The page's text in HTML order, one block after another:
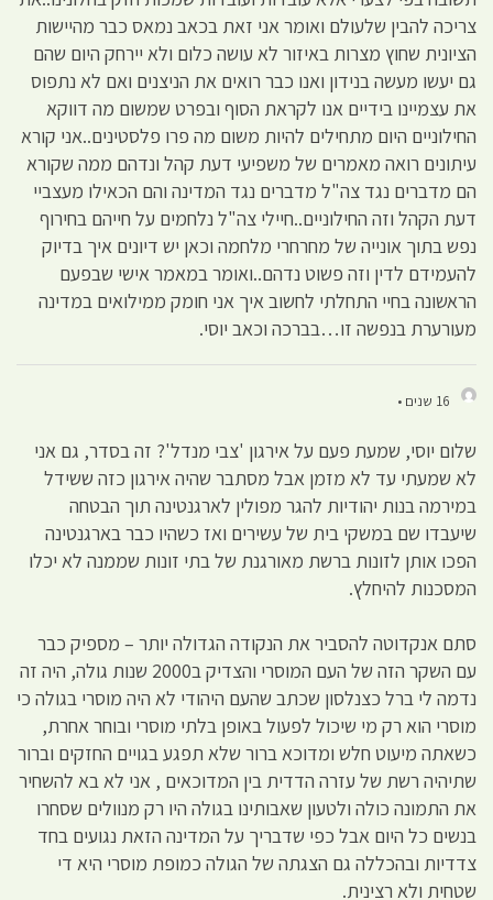
צריכה להבין שלעולם ואומר אני זאת בכאב נמאס כבר מהיישות
הציונית שחוץ מצרות באיזור לא עושה כלום ולא יירחק היום שהם
גם יעשו מעשה בנידון ואנו כבר רואים את הניצנים ואם לא נתפוס
את עצמיינו בידיים אנו לקראת הסוף ובפרט שמשום מה דווקא
החילוניים היום מתחילים להיות משום מה פרו פלסטינים..אני קורא
עיתונים רואה מאמרים של משפיעי דעת קהל ונדהם ממה שקורא
הם מדברים נגד צה"ל מדברים נגד המדינה והם הכאילו מעצביי
דעת הקהל וזה החילוניים..חיילי צה"ל נלחמים על חייהם בחירוף
נפש בתוך אונייה של מחרחרי מלחמה וכאן יש דיונים איך בדיוק
להעמידם לדין וזה פשוט נדהם..ואומר במאמר אישי שבפעם
הראשונה בחיי התחלתי לחשוב איך אני חומק ממילואים במדינה
מעורערת בנפשה זו…בברכה וכאב יוסי.
16 שנים •
שלום יוסי, שמעת פעם על אירגון 'צבי מנדל'? זה בסדר, גם אני
לא שמעתי עד לא מזמן אבל מסתבר שהיה אירגון כזה ששידל
במירמה בנות יהודיות להגר מפולין לארגנטינה תוך הבטחה
שיעבדו שם במשקי בית של עשירים ואז כשהיו כבר בארגנטינה
הפכו אותן לזונות ברשת מאורגנת של בתי זונות שממנה לא יכלו
המסכנות להיחלץ.
סתם אנקדוטה להסביר את הנקודה הגדולה יותר – מספיק כבר
עם השקר הזה של העם המוסרי והצדיק ב2000 שנות גולה, היה זה
נדמה לי ברל כצנלסון שכתב שהעם היהודי לא היה מוסרי בגולה כי
מוסרי הוא רק מי שיכול לפעול באופן בלתי מוסרי ובוחר אחרת,
כשאתה מיעוט חלש ומדוכא ברור שלא תפגע בגויים החזקים וברור
שתיהיה רשת של עזרה הדדית בין המדוכאים , אני לא בא להשחיר
את התמונה כולה ולטעון שאבותינו בגולה היו רק מנוולים שסחרו
בנשים כל היום אבל כפי שדבריך על המדינה הזאת נגועים בחד
צדדיות ובהכללה גם הצגתה של הגולה כמופת מוסרי היא די
שטחית ולא רצינית.